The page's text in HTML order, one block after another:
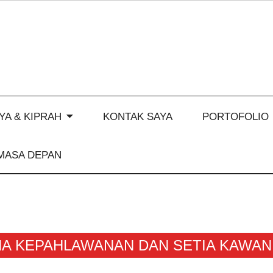
& KIPRAH KONTAK SAYA PORTOFOLIO
DEPAN
KEPAHLAWANAN DAN SETIA KAWAN